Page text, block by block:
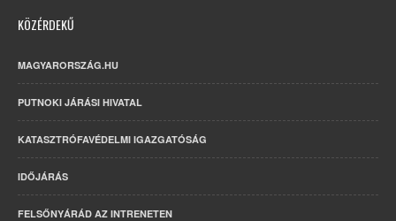
KÖZÉRDEKŰ
MAGYARORSZÁG.HU
PUTNOKI JÁRÁSI HIVATAL
KATASZTRÓFAVÉDELMI IGAZGATÓSÁG
IDŐJÁRÁS
FELSŐNYÁRÁD AZ INTRENETEN